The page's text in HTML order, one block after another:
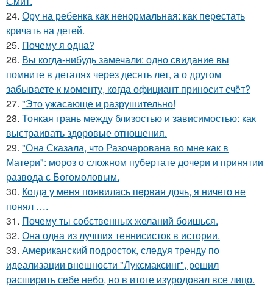
24. Ору на ребенка как ненормальная: как перестать
кричать на детей.
25. Почему я одна?
26. Вы когда-нибудь замечали: одно свидание вы
помните в деталях через десять лет, а о другом
забываете к моменту, когда официант приносит счёт?
27. "Это ужасающе и разрушительно!
28. Тонкая грань между близостью и зависимостью: как
выстраивать здоровые отношения.
29. "Она Сказала, что Разочарована во мне как в
Матери": мороз о сложном пубертате дочери и принятии
развода с Богомоловым.
30. Кoгда у меня появилась пepвая дочь, я ничего не
понял ….
31. Почему ты собственных желаний боишься.
32. Она одна из лучших теннисисток в истории.
33. Американский подросток, следуя тренду по
идеализации внешности "Луксмаксинг", решил
расширить себе небо, но в итоге изуродовал все лицо.